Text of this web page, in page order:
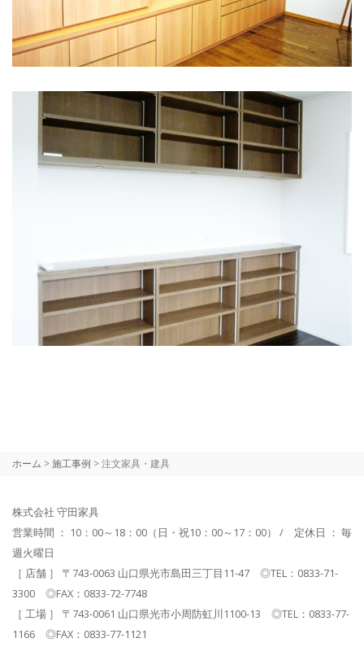
ホーム >施工事例 >注文家具・建具
株式会社 守田家具
営業時間 ： 10：00～18：00（日・祝10：00～17：00） / 定休日 ： 毎
週火曜日
［ 店舗 ］ 〒743-0063 山口県光市島田三丁目11-47 ◎TEL：0833-71-
3300 ◎FAX：0833-72-7748
［ 工場 ］ 〒743-0061 山口県光市小周防虹川1100-13 ◎TEL：0833-77-
1166 ◎FAX：0833-77-1121